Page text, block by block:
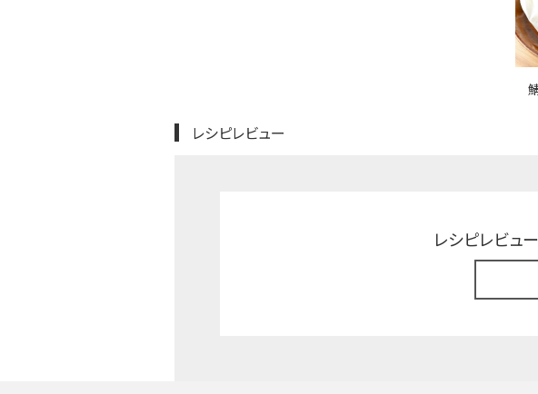
レシピレビュー
レシピレビュ